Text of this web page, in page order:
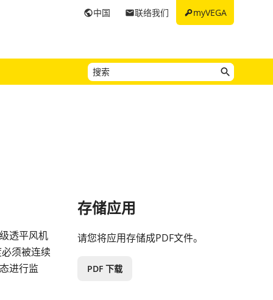
keymyVEGA
email联络我们
public中国
透平风机
须被连续
进行监
存储应用
请您将应用存储成PDF文件。
PDF 下载